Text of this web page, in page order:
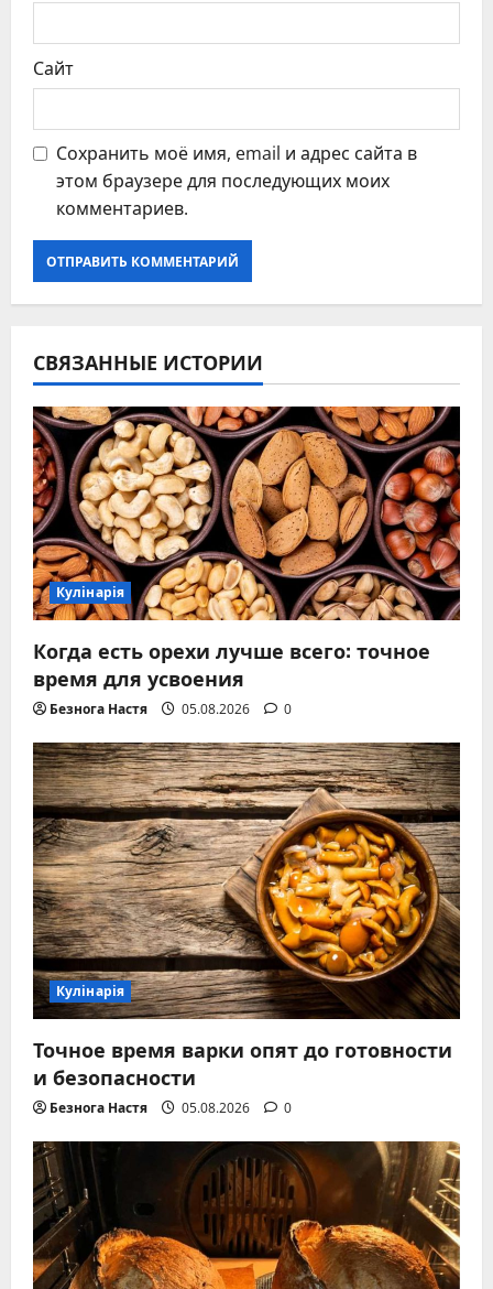
Сайт
Сохранить моё имя, email и адрес сайта в
этом браузере для последующих моих
комментариев.
СВЯЗАННЫЕ ИСТОРИИ
Кулінарія
Когда есть орехи лучше всего: точное
время для усвоения
Безнога Настя 05.08.2026 0
Кулінарія
Точное время варки опят до готовности
и безопасности
Безнога Настя 05.08.2026 0